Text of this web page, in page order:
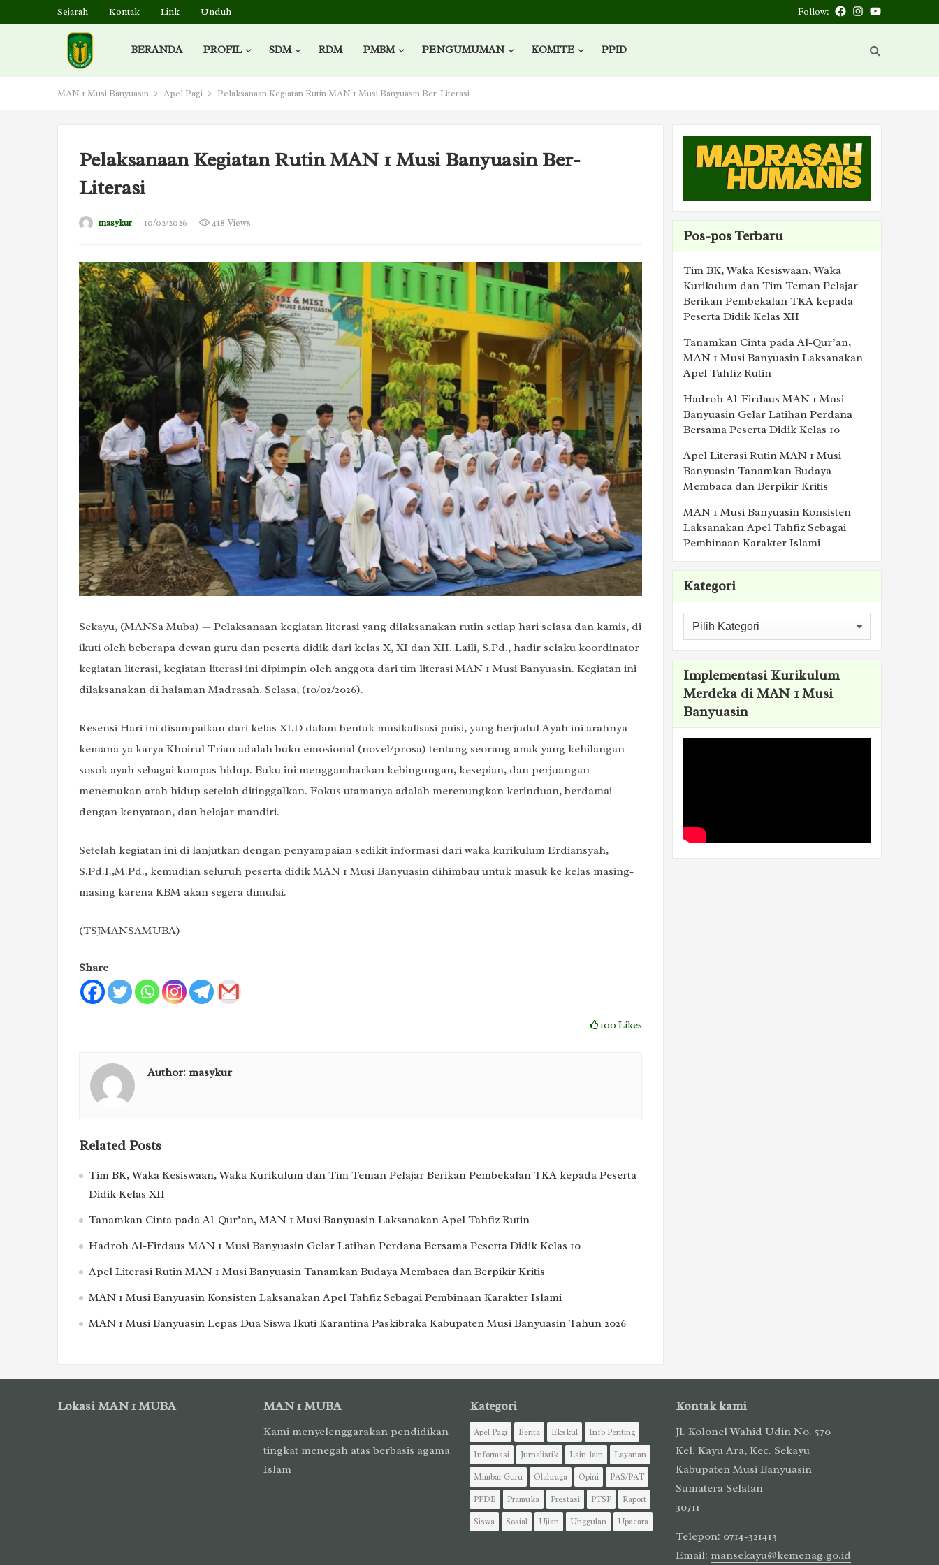
Sejarah Kontak Link Unduh Follow: Facebook
Instagram
You
BERANDA PROFIL SDM RDM PMBM PENGUMUMAN KOMITE PPID
MAN 1 Musi Banyuasin Apel Pagi Pelaksanaan Kegiatan Rutin MAN 1 Musi Banyuasin Ber-Literasi
Pelaksanaan Kegiatan Rutin MAN 1 Musi Banyuasin Ber-
Literasi
masykur 10/02/2026 418 Views
Sekayu, (MANSa Muba) — Pelaksanaan kegiatan literasi yang dilaksanakan rutin setiap hari selasa dan kamis, di
ikuti oleh beberapa dewan guru dan peserta didik dari kelas X, XI dan XII. Laili, S.Pd., hadir selaku koordinator
kegiatan literasi, kegiatan literasi ini dipimpin oleh anggota dari tim literasi MAN 1 Musi Banyuasin. Kegiatan ini
dilaksanakan di halaman Madrasah. Selasa, (10/02/2026).
Resensi Hari ini disampaikan dari kelas XI.D dalam bentuk musikalisasi puisi, yang berjudul Ayah ini arahnya
kemana ya karya Khoirul Trian adalah buku emosional (novel/prosa) tentang seorang anak yang kehilangan
sosok ayah sebagai kompas hidup. Buku ini menggambarkan kebingungan, kesepian, dan perjuangan
menemukan arah hidup setelah ditinggalkan. Fokus utamanya adalah merenungkan kerinduan, berdamai
dengan kenyataan, dan belajar mandiri.
Setelah kegiatan ini di lanjutkan dengan penyampaian sedikit informasi dari waka kurikulum Erdiansyah,
S.Pd.I.,M.Pd., kemudian seluruh peserta didik MAN 1 Musi Banyuasin dihimbau untuk masuk ke kelas masing-
masing karena KBM akan segera dimulai.
(TSJMANSAMUBA)
Share
100 Likes
Author: masykur
Related Posts
Tim BK, Waka Kesiswaan, Waka Kurikulum dan Tim Teman Pelajar Berikan Pembekalan TKA kepada Peserta
Didik Kelas XII
Tanamkan Cinta pada Al-Qur’an, MAN 1 Musi Banyuasin Laksanakan Apel Tahfiz Rutin
Hadroh Al-Firdaus MAN 1 Musi Banyuasin Gelar Latihan Perdana Bersama Peserta Didik Kelas 10
Apel Literasi Rutin MAN 1 Musi Banyuasin Tanamkan Budaya Membaca dan Berpikir Kritis
MAN 1 Musi Banyuasin Konsisten Laksanakan Apel Tahfiz Sebagai Pembinaan Karakter Islami
MAN 1 Musi Banyuasin Lepas Dua Siswa Ikuti Karantina Paskibraka Kabupaten Musi Banyuasin Tahun 2026
Pos-pos Terbaru
Tim BK, Waka Kesiswaan, Waka
Kurikulum dan Tim Teman Pelajar
Berikan Pembekalan TKA kepada
Peserta Didik Kelas XII
Tanamkan Cinta pada Al-Qur’an,
MAN 1 Musi Banyuasin Laksanakan
Apel Tahfiz Rutin
Hadroh Al-Firdaus MAN 1 Musi
Banyuasin Gelar Latihan Perdana
Bersama Peserta Didik Kelas 10
Apel Literasi Rutin MAN 1 Musi
Banyuasin Tanamkan Budaya
Membaca dan Berpikir Kritis
MAN 1 Musi Banyuasin Konsisten
Laksanakan Apel Tahfiz Sebagai
Pembinaan Karakter Islami
Kategori
Kategori
Implementasi Kurikulum
Merdeka di MAN 1 Musi
Banyuasin
Lokasi MAN 1 MUBA MAN 1 MUBA
Kami menyelenggarakan pendidikan
tingkat menegah atas berbasis agama
Islam
Kategori
Apel Pagi Berita Ekskul
Info Penting
Informasi
Jurnalistik Lain-lain
Layanan
Mimbar Guru
Olahraga Opini
PAS/PAT
PPDB
Pramuka Prestasi PTSP
Raport
Siswa
Sosial Ujian Unggulan Upacara
Kontak kami
Jl. Kolonel Wahid Udin No. 570
Kel. Kayu Ara, Kec. Sekayu
Kabupaten Musi Banyuasin
Sumatera Selatan
30711
Telepon: 0714-321413
Email: mansekayu@kemenag.go.id